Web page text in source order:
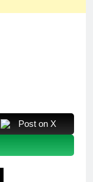
Post on X